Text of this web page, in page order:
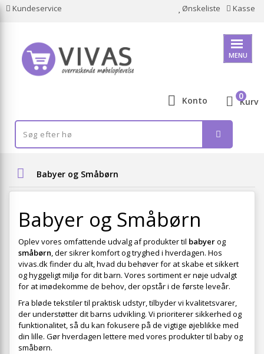
Kundeservice Ønskeliste Kasse
MENU
Konto Kurv
0
Babyer og Småbørn
Babyer og Småbørn
Oplev vores omfattende udvalg af produkter til babyerog
småbørn, der sikrer komfort og tryghed i hverdagen. Hos
vivas.dk finder du alt, hvad du behøver for at skabe et sikkert
og hyggeligt miljø for dit barn. Vores sortiment er nøje udvalgt
for at imødekomme de behov, der opstår i de første leveår.
Fra bløde tekstiler til praktisk udstyr, tilbyder vi kvalitetsvarer,
der understøtter dit barns udvikling. Vi prioriterer sikkerhed og
funktionalitet, så du kan fokusere på de vigtige øjeblikke med
din lille. Gør hverdagen lettere med vores produkter til baby og
småbørn.